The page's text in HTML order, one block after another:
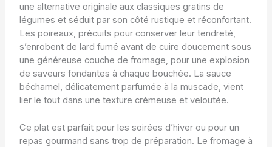
une alternative originale aux classiques gratins de
légumes et séduit par son côté rustique et réconfortant.
Les poireaux, précuits pour conserver leur tendreté,
s’enrobent de lard fumé avant de cuire doucement sous
une généreuse couche de fromage, pour une explosion
de saveurs fondantes à chaque bouchée. La sauce
béchamel, délicatement parfumée à la muscade, vient
lier le tout dans une texture crémeuse et veloutée.
Ce plat est parfait pour les soirées d’hiver ou pour un
repas gourmand sans trop de préparation. Le fromage à